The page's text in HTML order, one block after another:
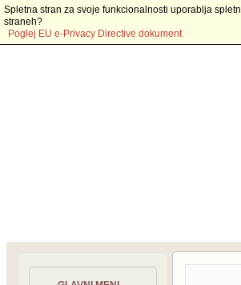
Spletna stran za svoje funkcionalnosti uporablja
straneh?
Poglej EU e-Privacy Directive dokument